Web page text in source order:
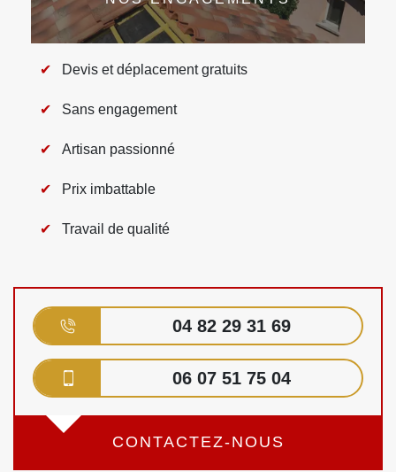
Devis et déplacement gratuits
Sans engagement
Artisan passionné
Prix imbattable
Travail de qualité
04 82 29 31 69
06 07 51 75 04
CONTACTEZ-NOUS